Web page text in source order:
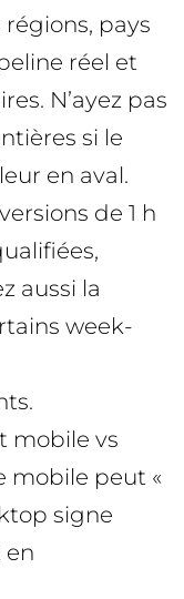
régions, pays
réel et
N’ayez pas
si le
en aval.
de 1 h
aussi la
week-
mobile vs
mobile peut «
signe
en